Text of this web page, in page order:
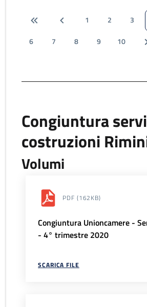
1 2 3
6
7 8 9 10
Congiuntura
costruzioni
Volumi
PDF (162KB)
Congiuntura Unioncamere -
- 4° trimestre 2020
SCARICA FILE